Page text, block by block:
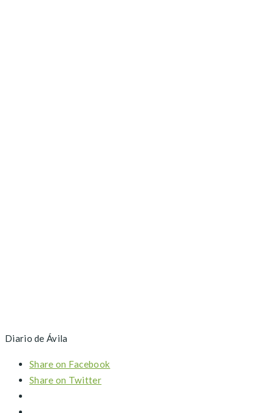
Diario de Ávila
Share on Facebook
Share on Twitter